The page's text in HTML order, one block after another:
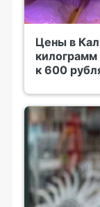
Цены в
к 600